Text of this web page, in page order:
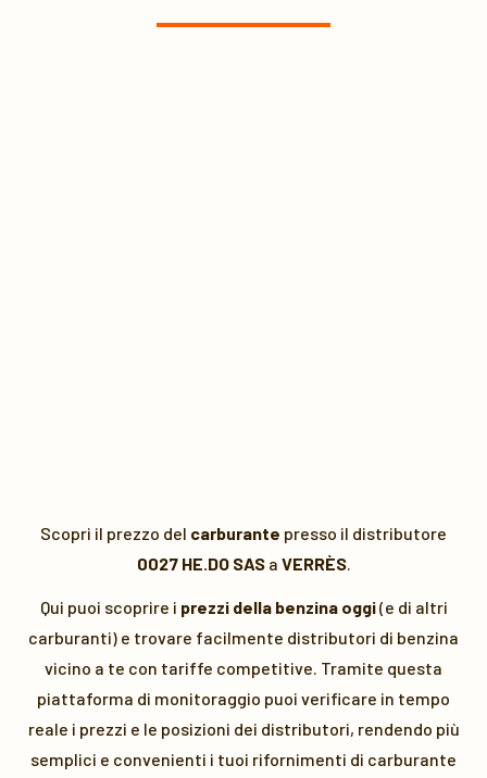
Scopri il prezzo del carburante presso il distributore
0027 HE.DO SASa VERRÈS.
Qui puoi scoprire i prezzi della benzina oggi(e di altri
carburanti) e trovare facilmente distributori di benzina
vicino a te con tariffe competitive. Tramite questa
piattaforma di monitoraggio puoi verificare in tempo
reale i prezzi e le posizioni dei distributori, rendendo più
semplici e convenienti i tuoi rifornimenti di carburante